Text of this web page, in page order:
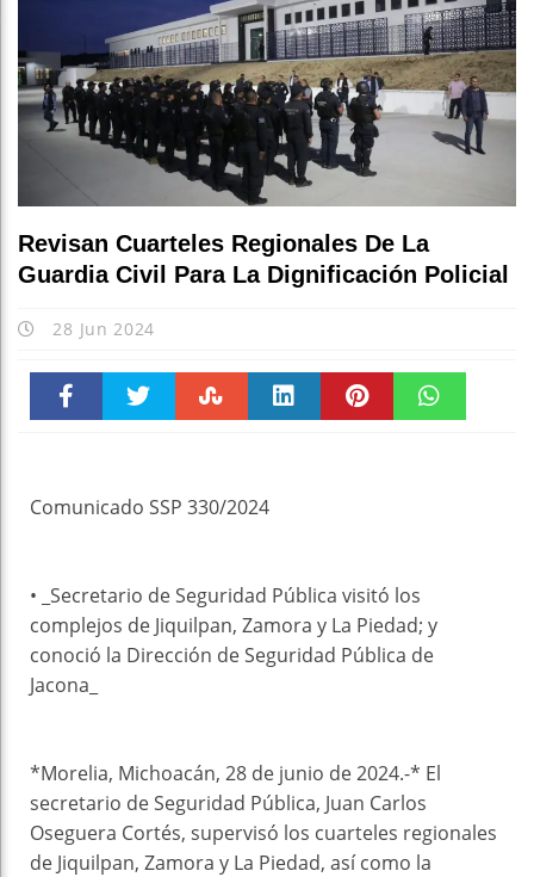
Revisan Cuarteles Regionales De La
Guardia Civil Para La Dignificación Policial
28 Jun 2024
Comunicado SSP 330/2024
• _Secretario de Seguridad Pública visitó los
complejos de Jiquilpan, Zamora y La Piedad; y
conoció la Dirección de Seguridad Pública de
Jacona_
*Morelia, Michoacán, 28 de junio de 2024.-* El
secretario de Seguridad Pública, Juan Carlos
Oseguera Cortés, supervisó los cuarteles regionales
de Jiquilpan, Zamora y La Piedad, así como la